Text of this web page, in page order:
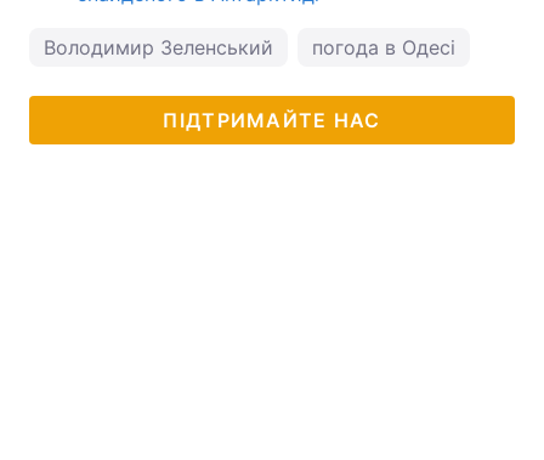
Володимир Зеленський погода в Одесі
ПІДТРИМАЙТЕ НАС